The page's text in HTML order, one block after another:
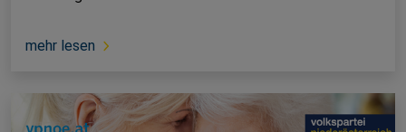
mehr lesen